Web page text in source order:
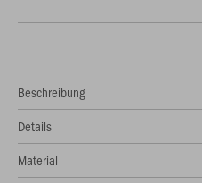
Beschreibung
Details
Material